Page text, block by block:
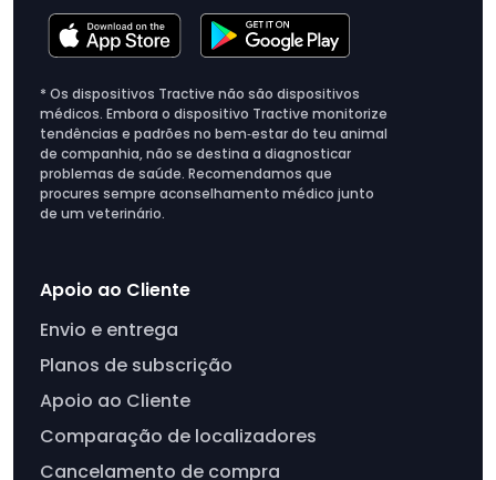
* Os dispositivos Tractive não são dispositivos
médicos. Embora o dispositivo Tractive monitorize
tendências e padrões no bem‑estar do teu animal
de companhia, não se destina a diagnosticar
problemas de saúde. Recomendamos que
procures sempre aconselhamento médico junto
de um veterinário.
Apoio ao Cliente
Envio e entrega
Planos de subscrição
Apoio ao Cliente
Comparação de localizadores
Cancelamento de compra